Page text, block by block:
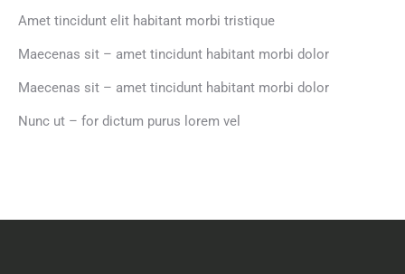
Amet tincidunt elit habitant morbi tristique
Maecenas sit – amet tincidunt habitant morbi dolor
Maecenas sit – amet tincidunt habitant morbi dolor
Nunc ut – for dictum purus lorem vel